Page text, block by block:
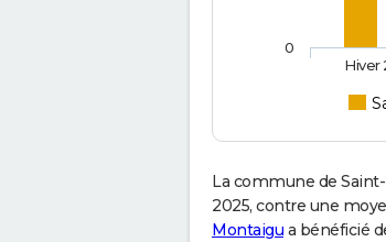
Hiver
0
La commune de
2025, contre une
Montaigu a bénéficié